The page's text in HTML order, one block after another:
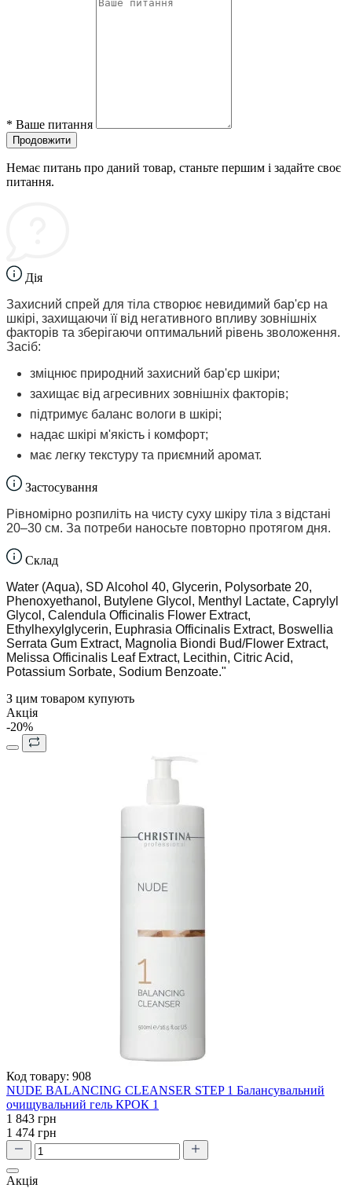
* Ваше питання
Продовжити
Немає питань про даний товар, станьте першим і задайте своє
питання.
Дія
Захисний спрей для тіла створює невидимий бар'єр на
шкірі, захищаючи її від негативного впливу зовнішніх
факторів та зберігаючи оптимальний рівень зволоження.
Засіб:
зміцнює природний захисний бар'єр шкіри;
захищає від агресивних зовнішніх факторів;
підтримує баланс вологи в шкірі;
надає шкірі м'якість і комфорт;
має легку текстуру та приємний аромат.
Застосування
Рівномірно розпиліть на чисту суху шкіру тіла з відстані
20–30 см. За потреби наносьте повторно протягом дня.
Склад
Water (Aqua), SD Alcohol 40, Glycerin, Polysorbate 20,
Phenoxyethanol, Butylene Glycol, Menthyl Lactate, Caprylyl
Glycol, Calendula Officinalis Flower Extract,
Ethylhexylglycerin, Euphrasia Officinalis Extract, Boswellia
Serrata Gum Extract, Magnolia Biondi Bud/Flower Extract,
Melissa Officinalis Leaf Extract, Lecithin, Citric Acid,
Potassium Sorbate, Sodium Benzoate."
З цим товаром купують
Акція
-20%
Код товару: 908
NUDE BALANCING CLEANSER STEP 1 Балансувальний
очищувальний гель КРОК 1
1 843 грн
1 474 грн
Акція